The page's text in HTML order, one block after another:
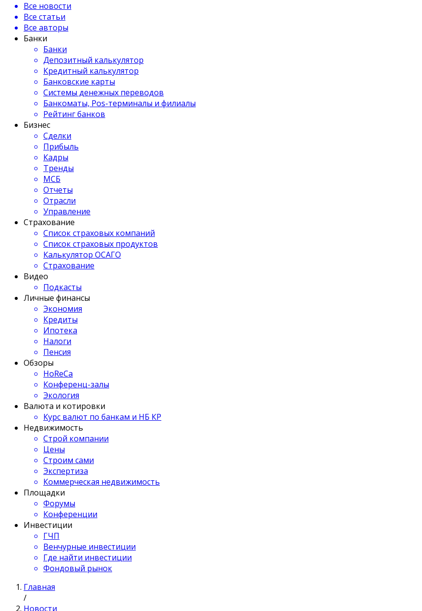
Все новости
Все статьи
Все авторы
Банки
Банки
Депозитный калькулятор
Кредитный калькулятор
Банковские карты
Системы денежных переводов
Банкоматы, Pos-терминалы и филиалы
Рейтинг банков
Бизнес
Сделки
Прибыль
Кадры
Тренды
МСБ
Отчеты
Отрасли
Управление
Страхование
Список страховых компаний
Список страховых продуктов
Калькулятор ОСАГО
Страхование
Видео
Подкасты
Личные финансы
Экономия
Кредиты
Ипотека
Налоги
Пенсия
Обзоры
HoReCa
Конференц-залы
Экология
Валюта и котировки
Курс валют по банкам и НБ КР
Недвижимость
Строй компании
Цены
Строим сами
Экспертиза
Коммерческая недвижимость
Площадки
Форумы
Конференции
Инвестиции
ГЧП
Венчурные инвестиции
Где найти инвестиции
Фондовый рынок
Главная
/
Новости